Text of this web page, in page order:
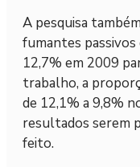
A pesquisa
fumantes passivos
12,7% em 2009
trabalho, a
de 12,1% a 9,8%
resultados serem
feito.